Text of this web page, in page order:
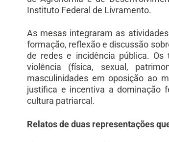
Instituto Federal de Livramento.
As mesas integraram as
formação, reflexão e discussão
de redes e incidência pública.
violência (física, sexual,
masculinidades em oposição ao
justifica e incentiva a dominação
cultura patriarcal.
Relatos de duas representações